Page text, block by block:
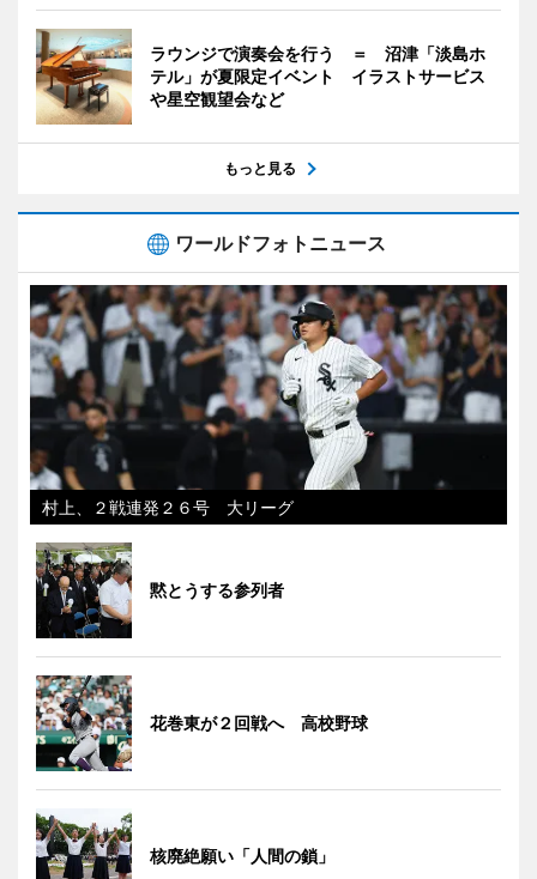
ラウンジで演奏会を行う ＝ 沼津「淡島ホ
テル」が夏限定イベント イラストサービス
や星空観望会など
もっと見る
ワールドフォトニュース
村上、２戦連発２６号 大リーグ
黙とうする参列者
花巻東が２回戦へ 高校野球
核廃絶願い「人間の鎖」